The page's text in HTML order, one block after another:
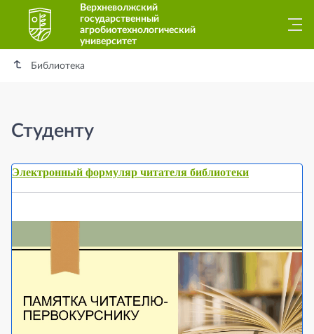
Верхневолжский
государственный
агробиотехнологический
университет
Библиотека
Студенту
Электронный формуляр читателя библиотеки